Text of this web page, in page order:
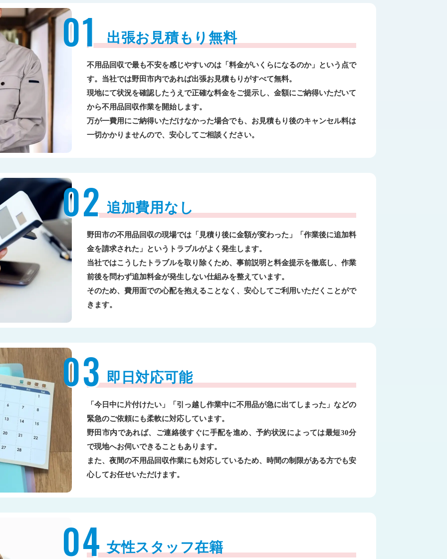
01 出張お見積もり無料
不用品回収で最も不安を感じやすいのは「料金がいくらになるのか」という点で
す。当社では野田市内であれば出張お見積もりがすべて無料。
現地にて状況を確認したうえで正確な料金をご提示し、金額にご納得いただいて
から不用品回収作業を開始します。
万が一費用にご納得いただけなかった場合でも、お見積もり後のキャンセル料は
一切かかりませんので、安心してご相談ください。
02 追加費用なし
野田市の不用品回収の現場では「見積り後に金額が変わった」「作業後に追加料
金を請求された」というトラブルがよく発生します。
当社ではこうしたトラブルを取り除くため、事前説明と料金提示を徹底し、作業
前後を問わず追加料金が発生しない仕組みを整えています。
そのため、費用面での心配を抱えることなく、安心してご利用いただくことがで
きます。
03 即日対応可能
「今日中に片付けたい」「引っ越し作業中に不用品が急に出てしまった」などの
緊急のご依頼にも柔軟に対応しています。
野田市内であれば、ご連絡後すぐに手配を進め、予約状況によっては最短30分
で現地へお伺いできることもあります。
また、夜間の不用品回収作業にも対応しているため、時間の制限がある方でも安
心してお任せいただけます。
04 女性スタッフ在籍